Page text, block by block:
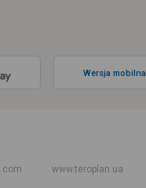
Wersja mobilna
www.teroplan.ua